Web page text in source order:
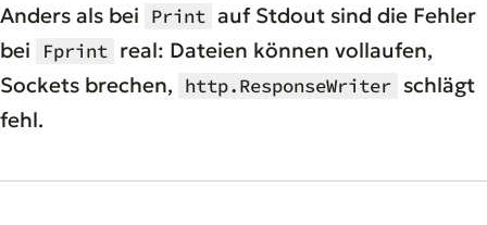
Anders als bei Print auf Stdout sind die Fehler
bei
Fprint real: Dateien können vollaufen,
Sockets brechen, http.ResponseWriter schlägt
fehl.